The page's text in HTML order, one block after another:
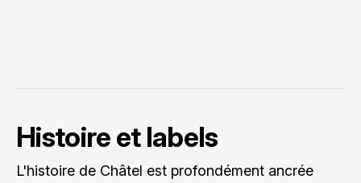
Histoire et labels
L'histoire de Châtel est profondément ancrée